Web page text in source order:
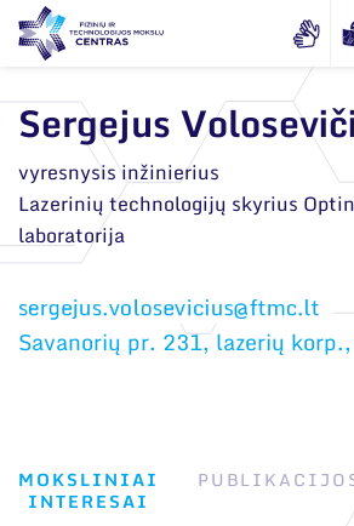
Apie mus
Dokumentai
Sertifikatai ir
Viešieji pirkimai
Korupcijos prevencija
Nuorodos
Struktūra
Administraciniai
Moksliniai skyriai
Mokslininkai emeritai
Renginiai
Darbuotojų kontaktai
Sergejus
vyresnysis inžinierius
Lazerinių technologijų skyrius
laboratorija
Savanorių pr. 231, lazerių
MOKSLINIAI
INTERESAI